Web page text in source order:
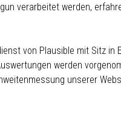
verarbeitet werden,
von Plausible mit Sitz
werden
unserer